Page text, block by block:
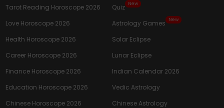
Tarot Reading Horoscope 2026
Love Horoscope 2026
Health Horoscope 2026
Career Horoscope 2026
Finance Horoscope 2026
Education Horoscope 2026
Chinese Horoscope 2026
Quiz New
Astrology Games New
Solar Eclipse
Lunar Eclipse
Indian Calendar 2026
Vedic Astrology
Chinese Astrology